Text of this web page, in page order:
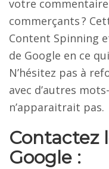
votre
commerçants ?
Content Spinning
de Google en ce
N’hésitez pas à
avec d’autres
n’apparaitrait pas.
Contactez
Google :